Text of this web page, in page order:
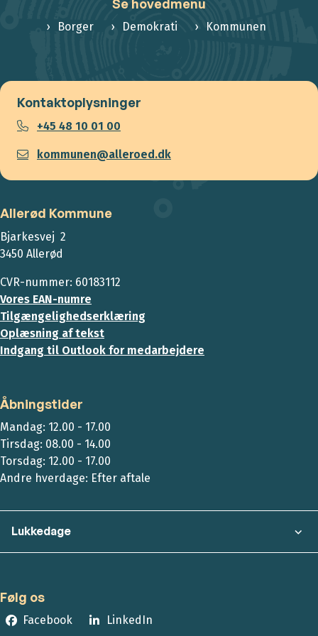
Se hovedmenu
Borger Demokrati Kommunen
Kontaktoplysninger
+45 48 10 01 00
kommunen@alleroed.dk
Allerød Kommune
Bjarkesvej 2
3450 Allerød
CVR-nummer: 60183112
Vores EAN-numre
Tilgængelighedserklæring
Oplæsning af tekst
Indgang til Outlook for medarbejdere
Åbningstider
Mandag: 12.00 - 17.00
Tirsdag: 08.00 - 14.00
Torsdag: 12.00 - 17.00
Andre hverdage: Efter aftale
Lukkedage
Følg os
Facebook LinkedIn